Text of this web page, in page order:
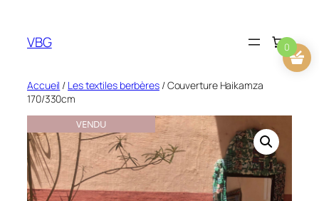
contenu
VBG
Accueil / Les textiles berbères/ Couverture Haikamza
170/330cm
VENDU
0